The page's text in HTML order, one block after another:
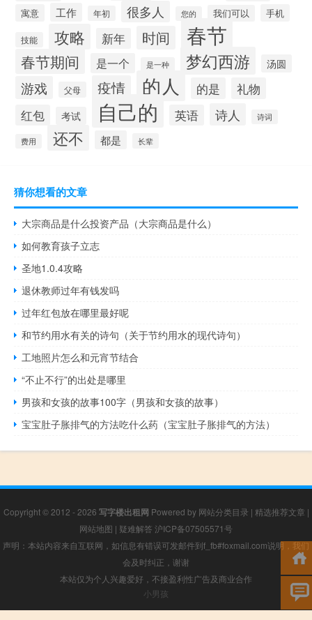
寓意 工作 年初 很多人 您的 我们可以 手机
技能 攻略 新年 时间 春节
春节期间 是一个 是一种 梦幻西游 汤圆
游戏 父母 疫情 的人 的是 礼物
红包 考试 自己的 英语 诗人 诗词
费用 还不 都是 长辈
猜你想看的文章
大宗商品是什么投资产品（大宗商品是什么）
如何教育孩子立志
圣地1.0.4攻略
退休教师过年有钱发吗
过年红包放在哪里最好呢
和节约用水有关的诗句（关于节约用水的现代诗句）
工地照片怎么和元宵节结合
“不止不行”的出处是哪里
男孩和女孩的故事100字（男孩和女孩的故事）
宝宝肚子胀排气的方法吃什么药（宝宝肚子胀排气的方法）
Copyright © 2012 - 2026 写字楼出租网 Powered by 网站分类目录 | 精选推荐文章 |
网站地图 | 疑难解答 沪ICP备07505571号
声明：本站内容来自互联网，如信息有错误可发邮件到f_fb#foxmail.com说明，我们
会及时纠正，谢谢
本站仅为个人兴趣爱好，不接盈利性广告及商业合作
小男孩